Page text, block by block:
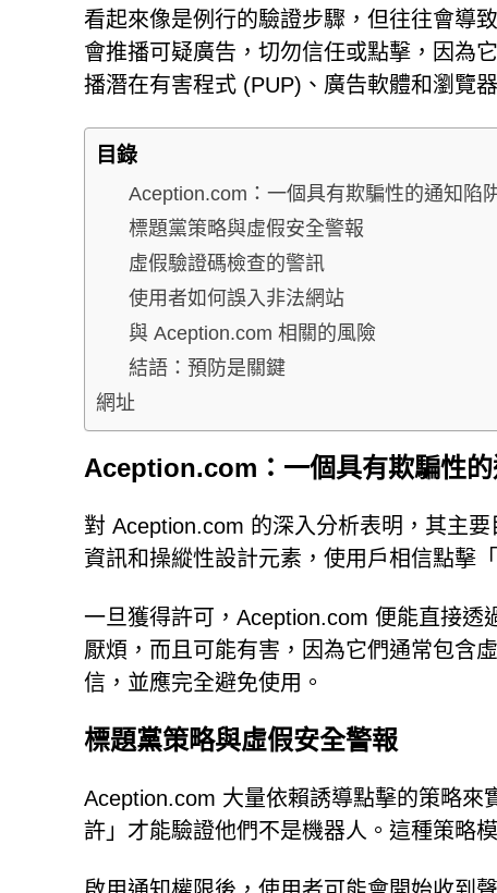
看起來像是例行的驗證步驟，但往往會導
會推播可疑廣告，切勿信任或點擊，因為
播潛在有害程式 (PUP)、廣告軟體和瀏覽
目錄
Aception.com：一個具有欺騙性的通知陷
標題黨策略與虛假安全警報
虛假驗證碼檢查的警訊
使用者如何誤入非法網站
與 Aception.com 相關的風險
結語：預防是關鍵
網址
Aception.com：一個具有欺騙性
對 Aception.com 的深入分析表明，其主
資訊和操縱性設計元素，使用戶相信點擊
一旦獲得許可，Aception.com 便能直接透
厭煩，而且可能有害，因為它們通常包含
信，並應完全避免使用。
標題黨策略與虛假安全警報
Aception.com 大量依賴誘導點擊的策略
許」才能驗證他們不是機器人。這種策略